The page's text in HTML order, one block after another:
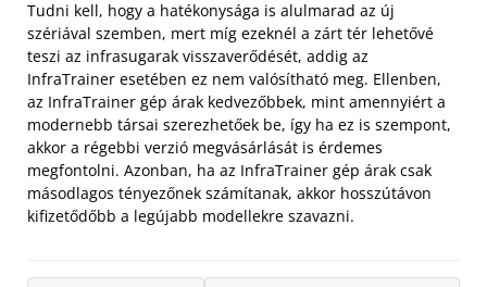
Tudni kell, hogy a hatékonysága is alulmarad az új
szériával szemben, mert míg ezeknél a zárt tér lehetővé
teszi az infrasugarak visszaverődését, addig az
InfraTrainer esetében ez nem valósítható meg. Ellenben,
az InfraTrainer gép árak kedvezőbbek, mint amennyiért a
modernebb társai szerezhetőek be, így ha ez is szempont,
akkor a régebbi verzió megvásárlását is érdemes
megfontolni. Azonban, ha az InfraTrainer gép árak csak
másodlagos tényezőnek számítanak, akkor hosszútávon
kifizetődőbb a legújabb modellekre szavazni.